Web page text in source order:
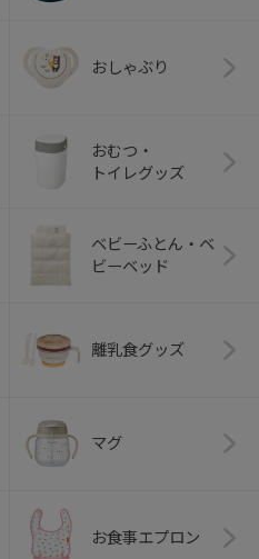
おしゃぶり
おむつ・
トイレグッズ
ベビーふとん・ベ
ビーベッド
離乳食グッズ
マグ
お食事エプロン